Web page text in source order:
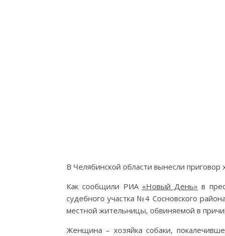
В Челябинской области вынесли приговор
Как сообщили РИА «Новый День» в
судебного участка №4 Сосновского
местной жительницы, обвиняемой в
Женщина – хозяйка собаки,